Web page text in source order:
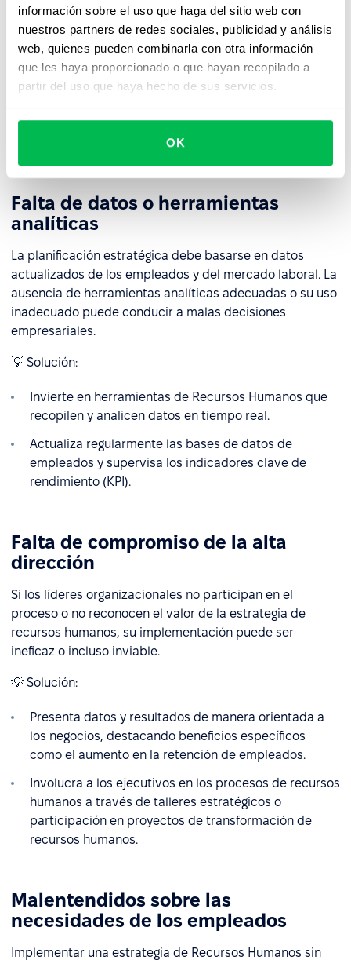
información sobre el uso que haga del sitio web con
nuestros partners de redes sociales, publicidad y análisis
web, quienes pueden combinarla con otra información
que les haya proporcionado o que hayan recopilado a
partir del uso que haya hecho de sus servicios.
OK
los objetivos y beneficios de un enfoque estratégico
de recursos humanos.
Involucrar a los líderes y gerentes como embajadores
del cambio.
respaldados por programas de formación y apoyo
Falta de datos o herramientas
analíticas
La planificación estratégica debe basarse en datos
actualizados de los empleados y del mercado laboral. La
ausencia de herramientas analíticas adecuadas o su uso
inadecuado puede conducir a malas decisiones
empresariales.
💡 Solución:
Invierte en herramientas de Recursos Humanos que
recopilen y analicen datos en tiempo real.
Actualiza regularmente las bases de datos de
empleados y supervisa los indicadores clave de
rendimiento (KPI).
Falta de compromiso de la alta
dirección
Si los líderes organizacionales no participan en el
proceso o no reconocen el valor de la estrategia de
recursos humanos, su implementación puede ser
ineficaz o incluso inviable.
💡 Solución:
Presenta datos y resultados de manera orientada a
los negocios, destacando beneficios específicos
como el aumento en la retención de empleados.
Involucra a los ejecutivos en los procesos de recursos
humanos a través de talleres estratégicos o
participación en proyectos de transformación de
recursos humanos.
Malentendidos sobre las
necesidades de los empleados
Implementar una estrategia de Recursos Humanos sin